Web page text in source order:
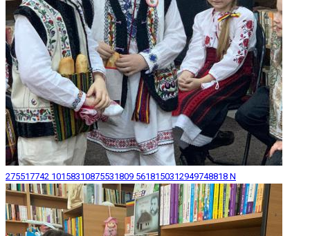
275517742 10158310875531809 5618150312949748818 N